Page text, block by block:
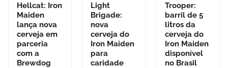
Hellcat: Iron
Maiden
lança nova
cerveja em
parceria
com a
Brewdog
Light
Brigade:
nova
cerveja do
Iron Maiden
para
caridade
Trooper:
barril de 5
litros da
cerveja do
Iron Maiden
disponível
no Brasil